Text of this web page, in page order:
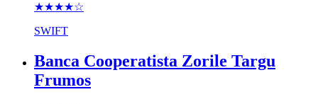
★★★★☆
SWIFT
Banca Cooperatista Zorile Targu
Frumos